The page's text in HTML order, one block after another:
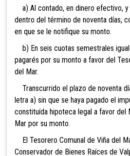
a) Al contado, en dinero efectivo, y
dentro del término de noventa días,
en que se le notifique su monto.
b) En seis cuotas semestrales
pagarés por su monto a favor del
del Mar.
Transcurrido el plazo de noventa
letra a) sin que se haya pagado el
constituída hipoteca legal a favor del
Mar por su monto.
El Tesorero Comunal de Viña del
Conservador de Bienes Raíces de